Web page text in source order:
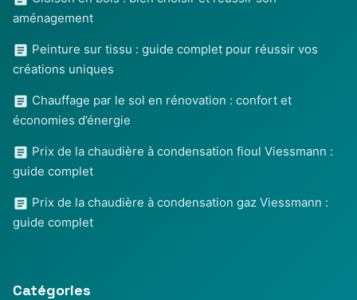
aménagement
Peinture sur tissu : guide complet pour réussir vos
créations uniques
Chauffage par le sol en rénovation : confort et
économies d’énergie
Prix de la chaudière à condensation fioul Viessmann :
guide complet
Prix de la chaudière à condensation gaz Viessmann :
guide complet
Catégories